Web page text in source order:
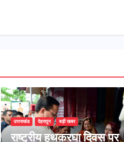
उत्तराखंड देहरादून बड़ी खबर
राष्ट्रीय हथकरघा दिवस पर